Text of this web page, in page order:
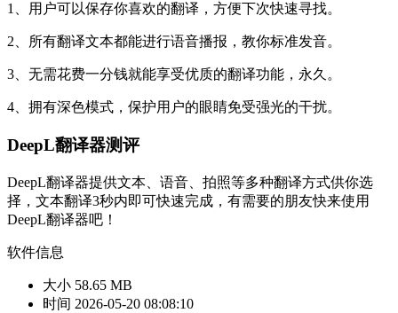
1、用户可以保存你喜欢的翻译，方便下次快速寻找。
2、所有翻译文本都能进行语音播报，教你标准发音。
3、无需花费一分钱就能享受优质的翻译功能，永久。
4、拥有深色模式，保护用户的眼睛免受强光的干扰。
DeepL翻译器测评
DeepL翻译器提供文本、语音、拍照等多种翻译方式供你选
择，文本翻译3秒内即可快速完成，有需要的朋友快来使用
DeepL翻译器吧！
软件信息
大小 58.65 MB
时间 2026-05-20 08:08:10